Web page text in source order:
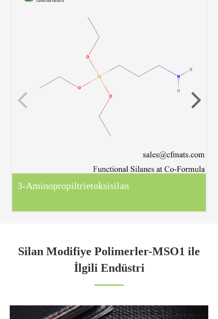
3-Aminopropiltrietoksisilan
Silan Modifiye Polimerler-MSO1 ile
İlgili Endüstri